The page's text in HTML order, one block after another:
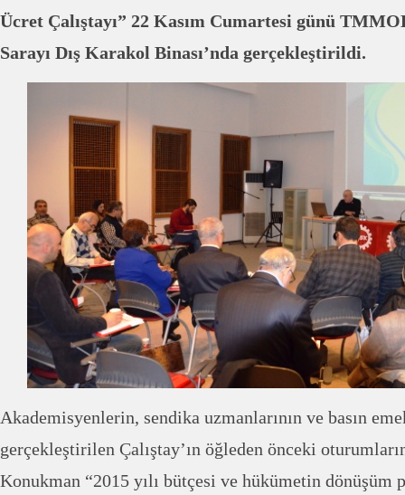
Ücret Çalıştayı” 22 Kasım Cumartesi günü
Sarayı Dış Karakol Binası’nda gerçekleştirildi.
Akademisyenlerin, sendika uzmanlarının ve basın
gerçekleştirilen Çalıştay’ın öğleden önceki
Konukman “2015 yılı bütçesi ve hükümetin dönüşüm